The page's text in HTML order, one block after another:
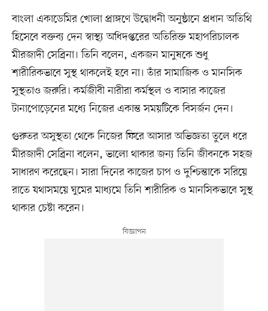
বাংলা একাডেমির খোলা প্রাঙ্গণে উদ্বোধনী অনুষ্ঠানে প্রধান অতিথি
হিসেবে বক্তব্য দেন স্বাস্থ্য অধিদপ্তরের অতিরিক্ত মহাপরিচালক
মীরজাদী সেব্রিনা। তিনি বলেন, একজন মানুষকে শুধু
শারীরিকভাবে সুস্থ থাকলেই হবে না। তাঁর সামাজিক ও মানসিক
সুস্থতাও জরুরি। কর্মজীবী নারীরা কর্মস্থল ও বাসার কাজের
টানাপোড়েনের মধ্যে নিজের একান্ত সময়টিকে বিসর্জন দেন।
গুরুতর অসুস্থতা থেকে নিজের ফিরে আসার অভিজ্ঞতা তুলে ধরে
মীরজাদী সেব্রিনা বলেন, ভালো থাকার জন্য তিনি জীবনকে সহজ
সাধারণ করেছেন। সারা দিনের কাজের চাপ ও দুশ্চিন্তাকে সরিয়ে
রাতে যথাসময়ে ঘুমের মাধ্যমে তিনি শারীরিক ও মানসিকভাবে সুস্থ
থাকার চেষ্টা করেন।